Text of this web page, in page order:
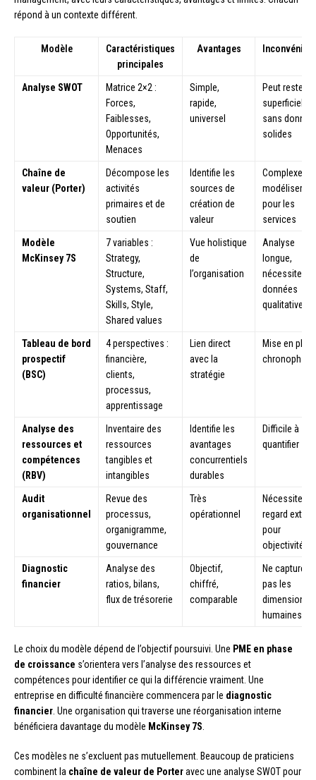
répond à un contexte différent.
Modèle
Caractéristiques
principales
Avantages
Analyse SWOT
Matrice 2×2 :
Forces,
Faiblesses,
Opportunités,
Menaces
Simple,
rapide,
universel
Peut rester
superficiel
sans
solides
Chaîne de
valeur (Porter)
Décompose les
activités
primaires et de
soutien
Identifie les
sources de
création de
valeur
Complexe à
modéliser
pour les
services
Modèle
McKinsey 7S
7 variables :
Strategy,
Structure,
Systems, Staff,
Skills, Style,
Shared values
Vue holistique
de
l’organisation
Analyse
longue,
nécessite
données
qualitatives
Tableau de bord
prospectif
(BSC)
4 perspectives :
financière,
clients,
processus,
apprentissage
Lien direct
avec la
stratégie
Mise en
chronophage
Analyse des
ressources et
compétences
(RBV)
Inventaire des
ressources
tangibles et
intangibles
Identifie les
avantages
concurrentiels
durables
Difficile à
quantifier
Audit
organisationnel
Revue des
processus,
organigramme,
gouvernance
Très
opérationnel
Nécessite un
regard
pour
objectivité
Diagnostic
financier
Analyse des
ratios, bilans,
flux de trésorerie
Objectif,
chiffré,
comparable
Ne capture
pas les
dimensions
humaines
Le choix du modèle dépend de l’objectif poursuivi. Une PME en phase
de croissance s’orientera vers l’analyse des ressources et
compétences pour identifier ce qui la différencie vraiment. Une
entreprise en difficulté financière commencera par le diagnostic
financier . Une organisation qui traverse une réorganisation interne
bénéficiera davantage du modèle McKinsey 7S
Ces modèles ne s’excluent pas mutuellement. Beaucoup de praticiens
combinent la chaîne de valeur de Porteravec une analyse SWOT pour